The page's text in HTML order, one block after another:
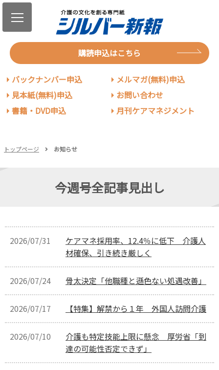
購読申込はこちら
バックナンバー申込
見本紙(無料)申込
書籍・DVD申込
メルマガ(無料)申込
お問い合わせ
月刊ケアマネジメント
トップページ お知らせ
今週号全記事見出し
2026/07/31
ケアマネ採用率、12.4％に低下 介護人
材確保、引き続き厳しく
2026/07/24 骨太決定「他職種と遜色ない処遇改善」
2026/07/17 【特集】解禁から１年 外国人訪問介護
2026/07/10
介護も特定技能上限に懸念 厚労省「到
達の可能性否定できず」